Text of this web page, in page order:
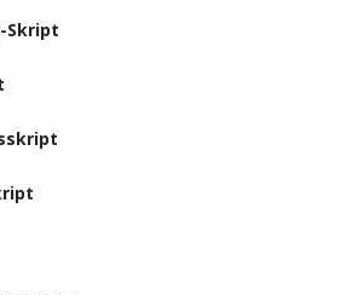
Skript